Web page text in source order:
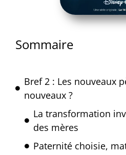
Sommaire
Bref 2 : Les nouveaux
nouveaux ?
La transformation
des mères
Paternité choisie,